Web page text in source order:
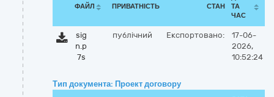
ФАЙЛ ПРИВАТНІСТЬ СТАН
ТА
ЧАС
sig
n.p
7s
публічний Експортовано:
17-06-
2026,
10:52:24
Тип документа: Проект договору